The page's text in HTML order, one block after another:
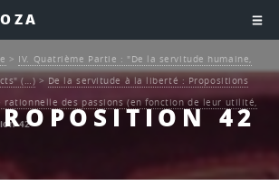
42
> IV. Quatrième Partie : "De la servitude humaine,
(…)> De la servitude à la liberté : Propositions
rationnelle des passions (en fonction de leur utilité,
42